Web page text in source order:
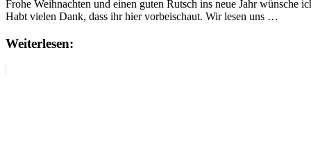
Frohe Weihnachten und einen guten Rutsch ins neue Jahr wünsche
Habt vielen Dank, dass ihr hier vorbeischaut. Wir lesen uns …
Weiterlesen: